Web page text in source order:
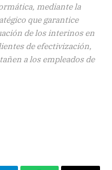
mediante la
que garantice
de los interinos en
de efectivización,
a los empleados de